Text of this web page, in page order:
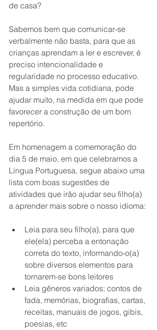
de casa?
Sabemos bem que comunicar-se
verbalmente não basta, para que as
crianças aprendam a ler e escrever, é
preciso intencionalidade e
regularidade no processo educativo.
Mas a simples vida cotidiana, pode
ajudar muito, na medida em que pode
favorecer a construção de um bom
repertório.
Em homenagem a comemoração do
dia 5 de maio, em que celebramos a
Língua Portuguesa, segue abaixo uma
lista com boas sugestões de
atividades que irão ajudar seu filho(a)
a aprender mais sobre o nosso idioma:
Leia para seu filho(a), para que
ele(ela) perceba a entonação
correta do texto, informando-o(a)
sobre diversos elementos para
tornarem-se bons leitores
Leia gêneros variados; contos de
fada, memórias, biografias, cartas,
receitas, manuais de jogos, gibis,
poesias, etc